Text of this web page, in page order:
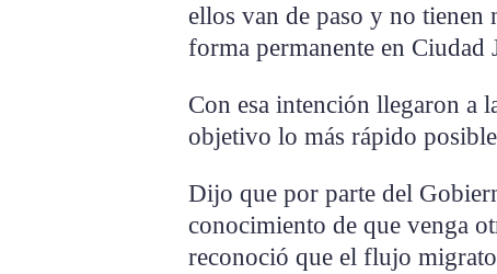
ellos van de paso y no tienen
forma permanente en Ciudad
Con esa intención llegaron a
objetivo lo más rápido
Dijo que por parte del
conocimiento de que venga
reconoció que el flujo